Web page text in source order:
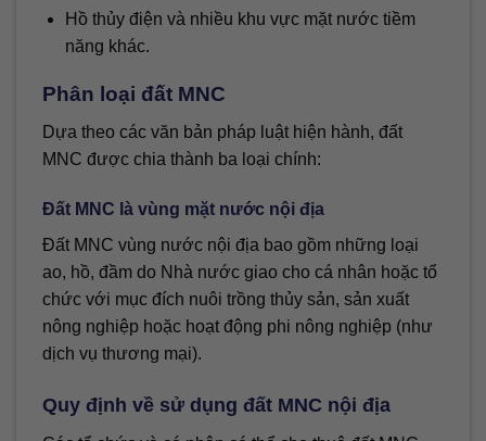
Hồ thủy điện và nhiều khu vực mặt nước tiềm
năng khác.
Phân loại đất MNC
Dựa theo các văn bản pháp luật hiện hành, đất
MNC được chia thành ba loại chính:
Đất MNC là vùng mặt nước nội địa
Đất MNC vùng nước nội địa bao gồm những loại
ao, hồ, đầm do Nhà nước giao cho cá nhân hoặc tổ
chức với mục đích nuôi trồng thủy sản, sản xuất
nông nghiệp hoặc hoạt động phi nông nghiệp (như
dịch vụ thương mại).
Quy định về sử dụng đất MNC nội địa